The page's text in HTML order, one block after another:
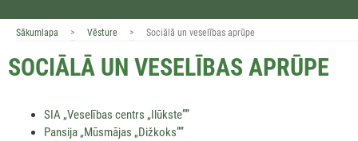
Sākumlapa > Vēsture > Sociālā un veselības aprūpe
SOCIĀLĀ UN VESELĪBAS APRŪPE
SIA „Veselības centrs „Ilūkste””
Pansija „Mūsmājas „Dižkoks””